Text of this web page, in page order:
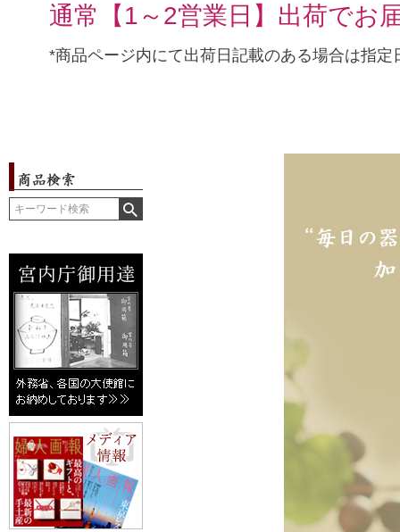
通常【1～2営業日】出荷でお
*商品ページ内にて出荷日記載のある場合は指定